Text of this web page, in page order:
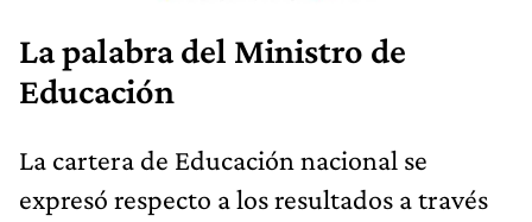
La palabra del Ministro de
Educación
La cartera de Educación nacional se
expresó respecto a los resultados a través